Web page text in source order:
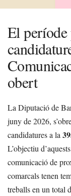
El període
obert
La Diputació de
juny de 2026,
candidatures a la
L’objectiu
comunicació de
comarcals tenen
treballs en un total